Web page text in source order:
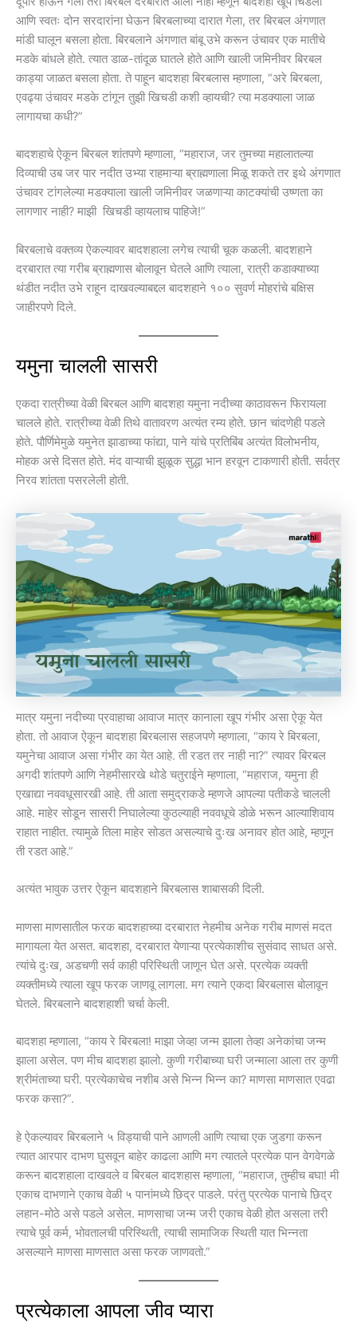
आणि स्वतः दोन सरदारांना घेऊन बिरबलाच्या दारात गेला, तर बिरबल अंगणात
मांडी घालून बसला होता. बिरबलाने अंगणात बांबू उभे करून उंचावर एक मातीचे
मडके बांधले होते. त्यात डाळ-तांदूळ घातले होते आणि खाली जमिनीवर बिरबल
काड्या जाळत बसला होता. ते पाहून बादशहा बिरबलास म्हणाला, “अरे बिरबला,
एवढ्या उंचावर मडके टांगून तुझी खिचडी कशी व्हायची? त्या मडक्याला जाळ
लागायचा कधी?”
बादशहाचे ऐकून बिरबल शांतपणे म्हणाला, “महाराज, जर तुमच्या महालातल्या
दिव्याची उब जर पार नदीत उभ्या राहमाऱ्या ब्राह्मणाला मिळू शकते तर इथे अंगणात
उंचावर टांगलेल्या मडक्याला खाली जमिनीवर जळणाऱ्या काटक्यांची उष्णता का
लागणार नाही? माझी खिचडी व्हायलाच पाहिजे!”
बिरबलाचे वक्तव्य ऐकल्यावर बादशहाला लगेच त्याची चूक कळली. बादशहाने
दरबारात त्या गरीब ब्राह्मणास बोलावून घेतले आणि त्याला, रात्री कडाक्याच्या
थंडीत नदीत उभे राहून दाखवल्याबद्दल बादशहाने १०० सुवर्ण मोहरांचे बक्षिस
जाहीरपणे दिले.
यमुना चालली सासरी
एकदा रात्रीच्या वेळी बिरबल आणि बादशहा यमुना नदीच्या काठावरून फिरायला
चालले होते. रात्रीच्या वेळी तिथे वातावरण अत्यंत रम्य होते. छान चांदणेही पडले
होते. पौर्णिमेमुळे यमुनेत झाडाच्या फांद्या, पाने यांचे प्रतिबिंब अत्यंत विलोभनीय,
मोहक असे दिसत होते. मंद वाऱ्याची झुळूक सुद्धा भान हरवून टाकणारी होती. सर्वत्र
निरव शांतता पसरलेली होती.
मात्र यमुना नदीच्या प्रवाहाचा आवाज मात्र कानाला खूप गंभीर असा ऐकू येत
होता. तो आवाज ऐकून बादशहा बिरबलास सहजपणे म्हणाला, “काय रे बिरबला,
यमुनेचा आवाज असा गंभीर का येत आहे. ती रडत तर नाही ना?” त्यावर बिरबल
अगदी शांतपणे आणि नेहमीसारखे थोडे चतुराईने म्हणाला, “महाराज, यमुना ही
एखाद्या नववधूसारखी आहे. ती आता समुद्राकडे म्हणजे आपल्या पतीकडे चालली
आहे. माहेर सोडून सासरी निघालेल्या कुठल्याही नववधूचे डोळे भरून आल्याशिवाय
राहात नाहीत. त्यामुळे तिला माहेर सोडत असल्याचे दुःख अनावर होत आहे, म्हणून
ती रडत आहे.”
अत्यंत भावुक उत्तर ऐकून बादशहाने बिरबलास शाबासकी दिली.
माणसा माणसातील फरक बादशहाच्या दरबारात नेहमीच अनेक गरीब माणसं मदत
मागायला येत असत. बादशहा, दरबारात येणाऱ्या प्रत्येकाशीच सुसंवाद साधत असे.
त्यांचे दुःख, अडचणी सर्व काही परिस्थिती जाणून घेत असे. प्रत्येक व्यक्ती
व्यक्तीमध्ये त्याला खूप फरक जाणवू लागला. मग त्याने एकदा बिरबलास बोलावून
घेतले. बिरबलाने बादशहाशी चर्चा केली.
बादशहा म्हणाला, “काय रे बिरबला! माझा जेव्हा जन्म झाला तेव्हा अनेकांचा जन्म
झाला असेल. पण मीच बादशहा झालो. कुणी गरीबाच्या घरी जन्माला आला तर कुणी
श्रीमंताच्या घरी. प्रत्येकाचेच नशीब असे भिन्न भिन्न का? माणसा माणसात एवढा
फरक कसा?”.
हे ऐकल्यावर बिरबलाने ५ विड्याची पाने आणली आणि त्याचा एक जुडगा करून
त्यात आरपार दाभण घुसवून बाहेर काढला आणि मग त्यातले प्रत्येक पान वेगवेगळे
करून बादशहाला दाखवले व बिरबल बादशहास म्हणाला, “महाराज, तुम्हीच बघा! मी
एकाच दाभणाने एकाच वेळी ५ पानांमध्ये छिद्र पाडले. परंतु प्रत्येक पानाचे छिद्र
लहान-मोठे असे पडले असेल. माणसाचा जन्म जरी एकाच वेळी होत असला तरी
त्याचे पूर्व कर्म, भोवतालची परिस्थिती, त्याची सामाजिक स्थिती यात भिन्नता
असल्याने माणसा माणसात असा फरक जाणवतो.”
प्रत्येकाला आपला जीव प्यारा